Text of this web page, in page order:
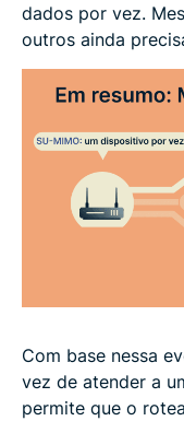
dados por vez.
outros ainda
Com base nessa
vez de atender a
permite que o